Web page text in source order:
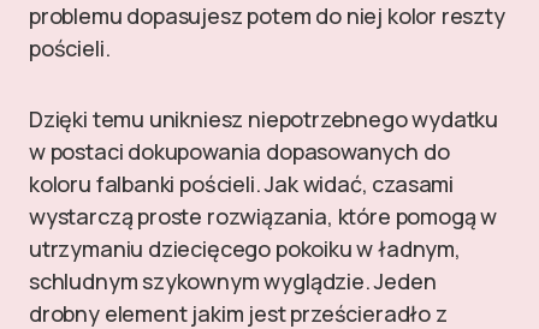
problemu dopasujesz potem do niej kolor reszty
pościeli.
Dzięki temu unikniesz niepotrzebnego wydatku
w postaci dokupowania dopasowanych do
koloru falbanki pościeli. Jak widać, czasami
wystarczą proste rozwiązania, które pomogą w
utrzymaniu dziecięcego pokoiku w ładnym,
schludnym szykownym wyglądzie. Jeden
drobny element jakim jest prześcieradło z